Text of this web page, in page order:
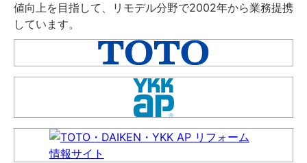
値向上を目指して、リモデル分野で2002年から業務提携
しています。